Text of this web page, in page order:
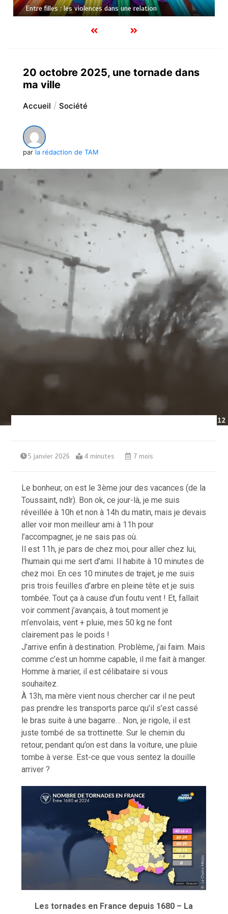
Entre filles : les violences dans une relation
20 octobre 2025, une tornade dans
ma ville
Accueil Société
par la rédaction de TAM
5 janvier 2026 4 minutes 7 mois
Le bonheur, on est le 3ème jour des vacances (de la
Toussaint, ndlr). Bon ok, ce jour-là, je me suis
réveillée à 10h et non à 14h du matin, mais je devais
aller voir mon meilleur ami à 11h pour
l’accompagner, je ne sais pas où.
Il est 11h, je pars de chez moi, pour aller chez lui,
l’humain qui me sert d’ami. Il habite à 10 minutes de
chez moi. En ces 10 minutes de trajet, je me suis
pris trois feuilles d’arbre en pleine tête et je suis
tombée. Tout ça à cause d’un foutu vent ! Et, fallait
voir comment j’avançais, à tout moment je
m’envolais, vent + pluie, mes 50 kg ne font
clairement pas le poids !
J’arrive enfin à destination. Problème, j’ai faim. Mais
comme c’est un homme capable, il me fait à manger.
Homme à marier, il est célibataire si vous
souhaitez.
À 13h, ma mère vient nous chercher car il ne peut
pas prendre les transports parce qu’il s’est cassé
le bras suite à une bagarre… Non, je rigole, il est
juste tombé de sa trottinette. Sur le chemin du
retour, pendant qu’on est dans la voiture, une pluie
tombe à verse. Est-ce que vous sentez la douille
arriver ?
Les tornades en France depuis 1680 – La